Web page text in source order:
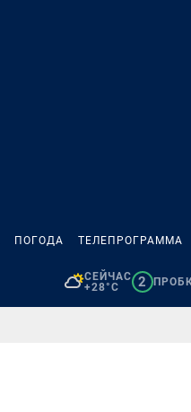
ПОГОДА ТЕЛЕПРОГРАММА
СЕЙЧАС
+28°C
2